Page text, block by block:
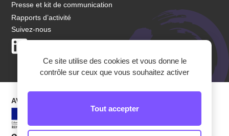
Presse et kit de communication
Rapports d’activité
Suivez-nous
LinkedInYoutube
AVEC LEUR SOUTIEN
Ce site utilise des cookies et vous donne le
contrôle sur ceux que vous souhaitez activer
Tout accepter